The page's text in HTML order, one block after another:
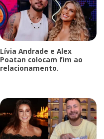
Lívia Andrade e Alex
Poatan colocam fim ao
relacionamento.